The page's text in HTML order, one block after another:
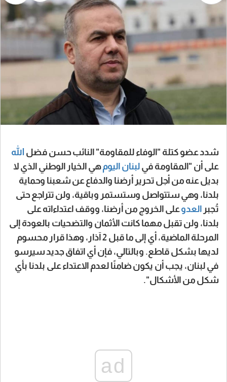
شدد عضو كتلة "الوفاء للمقاومة" النائب حسن فضل الله
على أن "المقاومة في لبنان اليومهي الخيار الوطني الذي لا
بديل عنه من أجل تحرير أرضنا والدفاع عن شعبنا وحماية
بلدنا، وهي ستتواصل وستستمر وباقية، ولن تتراجع حتى
تُجبر العدوعلى الخروج من أرضنا، ووقف اعتداءاته على
بلدنا، ولن تقبل مهما كانت الأثمان والتضحيات بالعودة إلى
المرحلة الماضية، أي إلى ما قبل 2 آذار، وهذا قرار محسوم
لديها بشكل قاطع. وبالتالي، فإن أي اتفاق جديد سيرسو
في لبنان، يجب أن يكون ضامنًا لعدم الاعتداء على بلدنا بأي
شكل من الأشكال".
ad